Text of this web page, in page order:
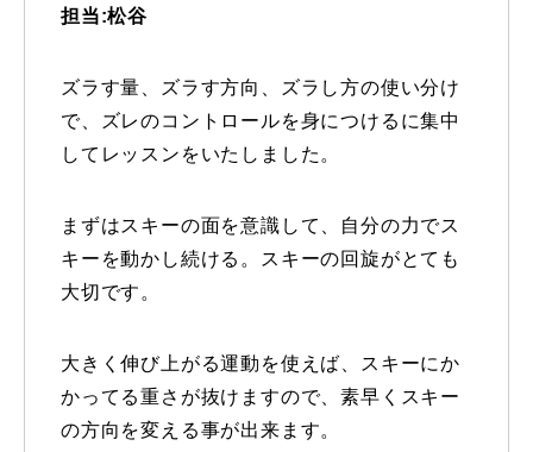
中級2
特別講座
Instructor
インストラクター募集
コブレッスン参加のお客様の声 Review
レッスンレポート
担当:松谷
ズラす量、ズラす方向、ズラし方の使い分け
で、ズレのコントロールを身につけるに集中
してレッスンをいたしました。
まずはスキーの面を意識して、自分の力でス
キーを動かし続ける。スキーの回旋がとても
大切です。
大きく伸び上がる運動を使えば、スキーにか
かってる重さが抜けますので、素早くスキー
の方向を変える事が出来ます。